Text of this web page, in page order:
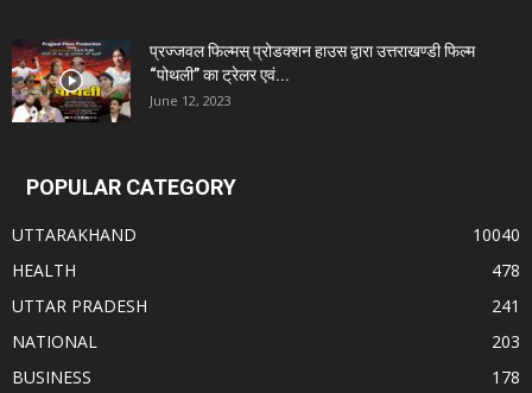
प्रज्जवल फिल्मस् प्रोडक्शन हाउस द्वारा उत्तराखण्डी फिल्म
“पोथली” का ट्रेलर एवं...
June 12, 2023
POPULAR CATEGORY
UTTARAKHAND
10040
HEALTH
478
UTTAR PRADESH
241
NATIONAL
203
BUSINESS
178